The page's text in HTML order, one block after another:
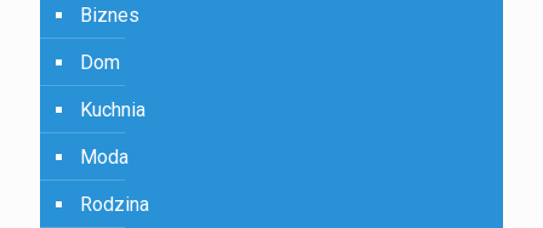
Biznes
Dom
Kuchnia
Moda
Rodzina